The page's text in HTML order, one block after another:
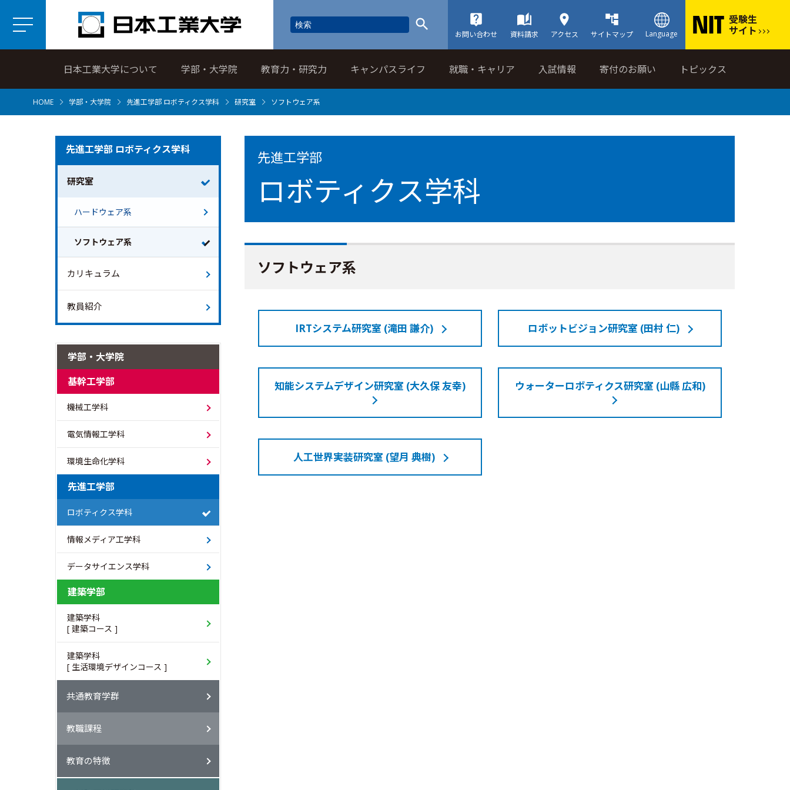
お問い合わせ 資料請求 アクセス サイトマップ Language
受験生
サイト
日本工業大学について 学部・大学院 教育力・研究力 キャンパスライフ 就職・キャリア 入試情報 寄付のお願い トピックス
HOME 学部・大学院 先進工学部 ロボティクス学科 研究室 ソフトウェア系
先進工学部
ロボティクス学科
ソフトウェア系
IRTシステム研究室 (滝田 謙介) ロボットビジョン研究室 (田村 仁)
知能システムデザイン研究室 (大久保 友幸) ウォーターロボティクス研究室 (山縣 広和)
人工世界実装研究室 (望月 典樹)
先進工学部 ロボティクス学科
研究室
ハードウェア系
ソフトウェア系
カリキュラム
教員紹介
学部・大学院
基幹工学部
機械工学科
電気情報工学科
環境生命化学科
先進工学部
ロボティクス学科
情報メディア工学科
データサイエンス学科
建築学部
建築学科
[ 建築コース ]
建築学科
[ 生活環境デザインコース ]
共通教育学群
教職課程
教育の特徴